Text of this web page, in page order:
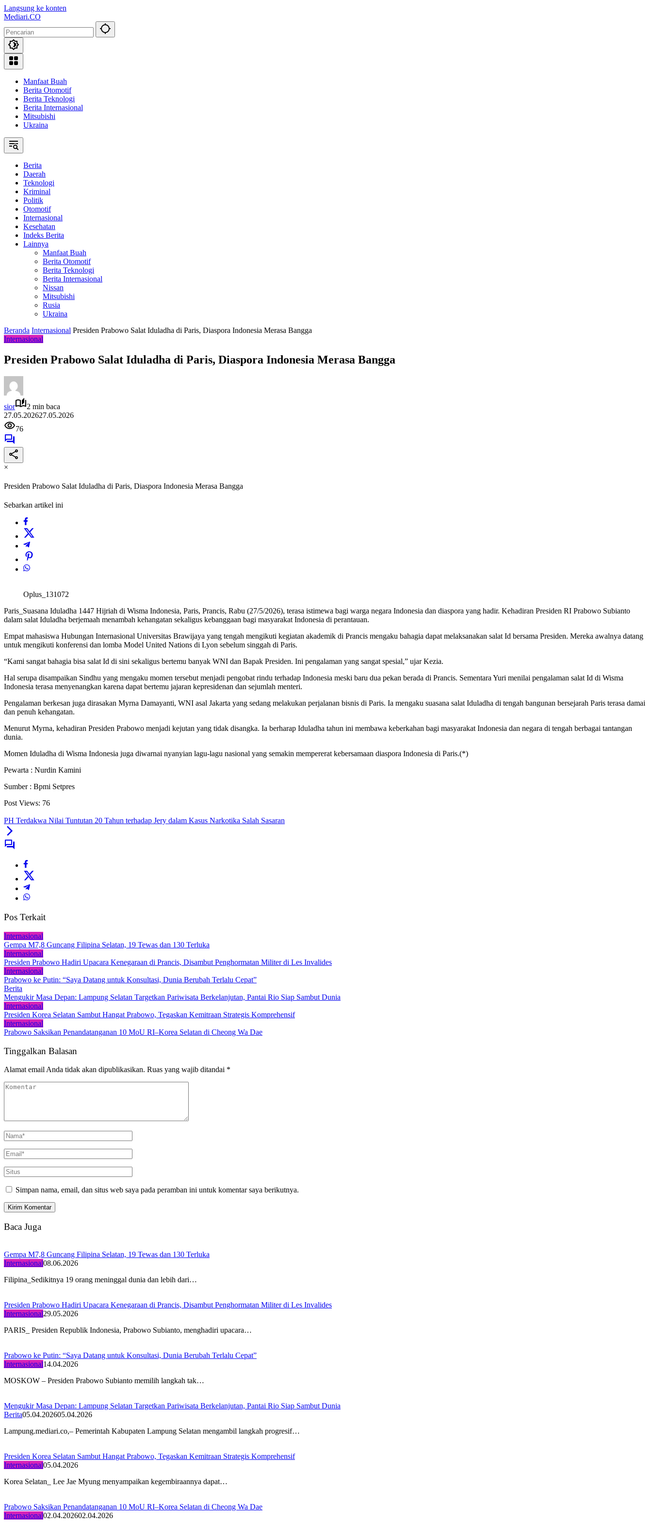
Langsung ke konten
Mediari.CO
Manfaat Buah
Berita Otomotif
Berita Teknologi
Berita Internasional
Mitsubishi
Ukraina
Berita
Daerah
Teknologi
Kriminal
Politik
Otomotif
Internasional
Kesehatan
Indeks Berita
Lainnya
Manfaat Buah
Berita Otomotif
Berita Teknologi
Berita Internasional
Nissan
Mitsubishi
Rusia
Ukraina
Beranda Internasional Presiden Prabowo Salat Iduladha di Paris, Diaspora Indonesia Merasa Bangga
Internasional
Presiden Prabowo Salat Iduladha di Paris, Diaspora Indonesia Merasa Bangga
sior
2 min baca
27.05.202627.05.2026
76
×
Presiden Prabowo Salat Iduladha di Paris, Diaspora Indonesia Merasa Bangga
Sebarkan artikel ini
Oplus_131072
Paris_Suasana Iduladha 1447 Hijriah di Wisma Indonesia, Paris, Prancis, Rabu (27/5/2026), terasa istimewa bagi warga negara Indonesia dan diaspora yang hadir. Kehadiran Presiden RI Prabowo Subianto
dalam salat Iduladha berjemaah menambah kehangatan sekaligus kebanggaan bagi masyarakat Indonesia di perantauan.
Empat mahasiswa Hubungan Internasional Universitas Brawijaya yang tengah mengikuti kegiatan akademik di Prancis mengaku bahagia dapat melaksanakan salat Id bersama Presiden. Mereka awalnya datang
untuk mengikuti konferensi dan lomba Model United Nations di Lyon sebelum singgah di Paris.
“Kami sangat bahagia bisa salat Id di sini sekaligus bertemu banyak WNI dan Bapak Presiden. Ini pengalaman yang sangat spesial,” ujar Kezia.
Hal serupa disampaikan Sindhu yang mengaku momen tersebut menjadi pengobat rindu terhadap Indonesia meski baru dua pekan berada di Prancis. Sementara Yuri menilai pengalaman salat Id di Wisma
Indonesia terasa menyenangkan karena dapat bertemu jajaran kepresidenan dan sejumlah menteri.
Pengalaman berkesan juga dirasakan Myrna Damayanti, WNI asal Jakarta yang sedang melakukan perjalanan bisnis di Paris. Ia mengaku suasana salat Iduladha di tengah bangunan bersejarah Paris terasa damai
dan penuh kehangatan.
Menurut Myrna, kehadiran Presiden Prabowo menjadi kejutan yang tidak disangka. Ia berharap Iduladha tahun ini membawa keberkahan bagi masyarakat Indonesia dan negara di tengah berbagai tantangan
dunia.
Momen Iduladha di Wisma Indonesia juga diwarnai nyanyian lagu-lagu nasional yang semakin mempererat kebersamaan diaspora Indonesia di Paris.(*)
Pewarta : Nurdin Kamini
Sumber : Bpmi Setpres
Post Views: 76
PH Terdakwa Nilai Tuntutan 20 Tahun terhadap Jery dalam Kasus Narkotika Salah Sasaran
Pos Terkait
Internasional
Gempa M7,8 Guncang Filipina Selatan, 19 Tewas dan 130 Terluka
Internasional
Presiden Prabowo Hadiri Upacara Kenegaraan di Prancis, Disambut Penghormatan Militer di Les Invalides
Internasional
Prabowo ke Putin: “Saya Datang untuk Konsultasi, Dunia Berubah Terlalu Cepat”
Berita
‎Mengukir Masa Depan: Lampung Selatan Targetkan Pariwisata Berkelanjutan, Pantai Rio Siap Sambut Dunia
Internasional
Presiden Korea Selatan Sambut Hangat Prabowo, Tegaskan Kemitraan Strategis Komprehensif
Internasional
Prabowo Saksikan Penandatanganan 10 MoU RI–Korea Selatan di Cheong Wa Dae
Tinggalkan Balasan
Alamat email Anda tidak akan dipublikasikan. Ruas yang wajib ditandai *
Simpan nama, email, dan situs web saya pada peramban ini untuk komentar saya berikutnya.
Baca Juga
Gempa M7,8 Guncang Filipina Selatan, 19 Tewas dan 130 Terluka
Internasional08.06.2026
Filipina_Sedikitnya 19 orang meninggal dunia dan lebih dari…
Presiden Prabowo Hadiri Upacara Kenegaraan di Prancis, Disambut Penghormatan Militer di Les Invalides
Internasional29.05.2026
PARIS_ Presiden Republik Indonesia, Prabowo Subianto, menghadiri upacara…
Prabowo ke Putin: “Saya Datang untuk Konsultasi, Dunia Berubah Terlalu Cepat”
Internasional14.04.2026
MOSKOW – Presiden Prabowo Subianto memilih langkah tak…
‎Mengukir Masa Depan: Lampung Selatan Targetkan Pariwisata Berkelanjutan, Pantai Rio Siap Sambut Dunia
Berita05.04.202605.04.2026
Lampung.mediari.co,– Pemerintah Kabupaten Lampung Selatan mengambil langkah progresif…
Presiden Korea Selatan Sambut Hangat Prabowo, Tegaskan Kemitraan Strategis Komprehensif
Internasional05.04.2026
Korea Selatan_ Lee Jae Myung menyampaikan kegembiraannya dapat…
Prabowo Saksikan Penandatanganan 10 MoU RI–Korea Selatan di Cheong Wa Dae
Internasional02.04.202602.04.2026